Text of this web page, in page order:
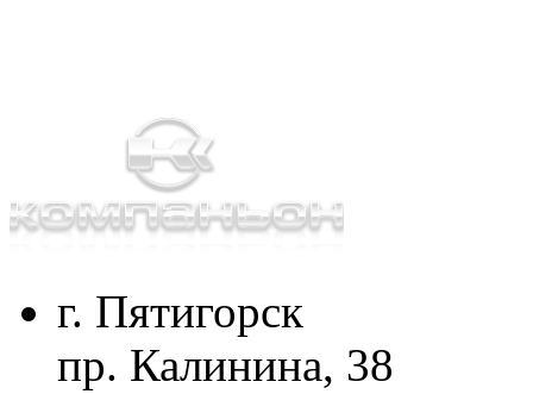
г. Пятигорск
пр. Калинина, 38